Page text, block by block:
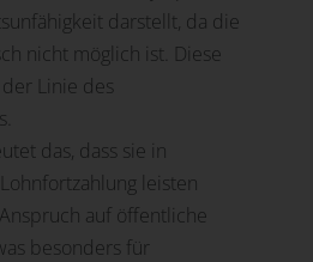
darstellt, da die
nicht möglich ist. Diese
Linie des
das, dass sie in
leisten
auf öffentliche
besonders für